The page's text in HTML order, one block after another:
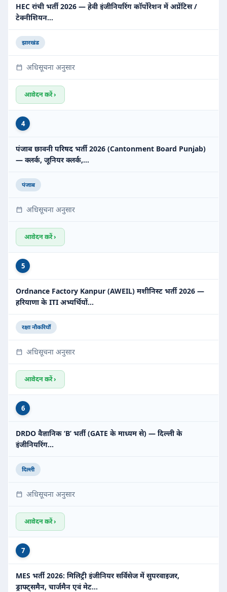
HEC रांची भर्ती 2026 — हेवी इंजीनियरिंग कॉर्पोरेशन में अप्रेंटिस /
टेक्नीशियन…
झारखंड
अधिसूचना अनुसार
आवेदन करें ›
4
पंजाब छावनी परिषद भर्ती 2026 (Cantonment Board Punjab)
— क्लर्क, जूनियर क्लर्क,…
पंजाब
अधिसूचना अनुसार
आवेदन करें ›
5
Ordnance Factory Kanpur (AWEIL) मशीनिस्ट भर्ती 2026 —
हरियाणा के ITI अभ्यर्थियों…
रक्षा नौकरियाँ
अधिसूचना अनुसार
आवेदन करें ›
6
DRDO वैज्ञानिक ‘B’ भर्ती (GATE के माध्यम से) — दिल्ली के
इंजीनियरिंग…
दिल्ली
अधिसूचना अनुसार
आवेदन करें ›
7
MES भर्ती 2026: मिलिट्री इंजीनियर सर्विसेज में सुपरवाइजर,
ड्राफ्ट्समैन, चार्जमैन एवं मेट…